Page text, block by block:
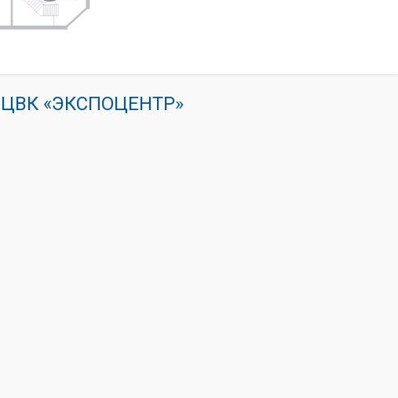
ЦВК «ЭКСПОЦЕНТР»